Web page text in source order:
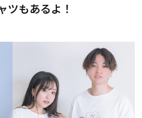
ツもあるよ！